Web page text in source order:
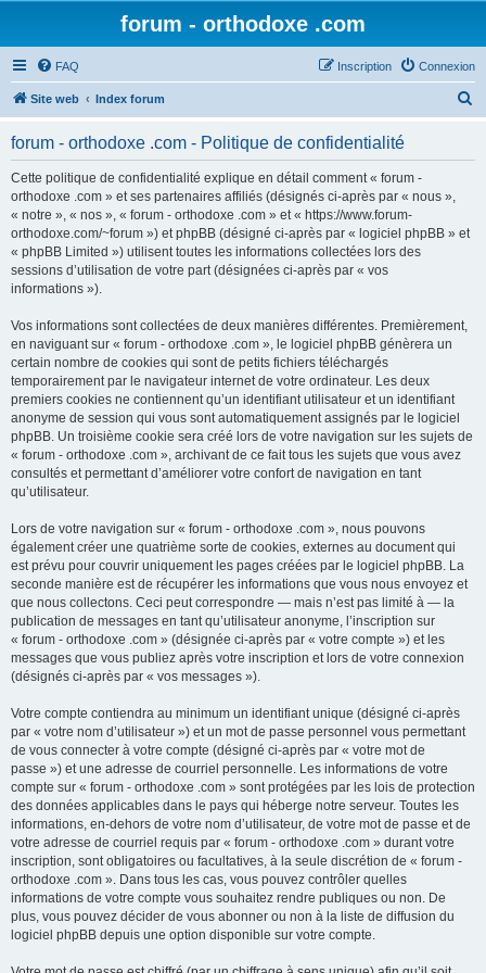
forum - orthodoxe .com
FAQ Connexion
Inscription
Site web Index forum
forum - orthodoxe .com - Politique de confidentialité
Cette politique de confidentialité explique en détail comment « forum -
orthodoxe .com » et ses partenaires affiliés (désignés ci-après par « nous »,
« notre », « nos », « forum - orthodoxe .com » et « https://www.forum-
orthodoxe.com/~forum ») et phpBB (désigné ci-après par « logiciel phpBB » et
« phpBB Limited ») utilisent toutes les informations collectées lors des
sessions d’utilisation de votre part (désignées ci-après par « vos
informations »).
Vos informations sont collectées de deux manières différentes. Premièrement,
en naviguant sur « forum - orthodoxe .com », le logiciel phpBB génèrera un
certain nombre de cookies qui sont de petits fichiers téléchargés
temporairement par le navigateur internet de votre ordinateur. Les deux
premiers cookies ne contiennent qu’un identifiant utilisateur et un identifiant
anonyme de session qui vous sont automatiquement assignés par le logiciel
phpBB. Un troisième cookie sera créé lors de votre navigation sur les sujets de
« forum - orthodoxe .com », archivant de ce fait tous les sujets que vous avez
consultés et permettant d’améliorer votre confort de navigation en tant
qu’utilisateur.
Lors de votre navigation sur « forum - orthodoxe .com », nous pouvons
également créer une quatrième sorte de cookies, externes au document qui
est prévu pour couvrir uniquement les pages créées par le logiciel phpBB. La
seconde manière est de récupérer les informations que vous nous envoyez et
que nous collectons. Ceci peut correspondre — mais n’est pas limité à — la
publication de messages en tant qu’utilisateur anonyme, l’inscription sur
« forum - orthodoxe .com » (désignée ci-après par « votre compte ») et les
messages que vous publiez après votre inscription et lors de votre connexion
(désignés ci-après par « vos messages »).
Votre compte contiendra au minimum un identifiant unique (désigné ci-après
par « votre nom d’utilisateur ») et un mot de passe personnel vous permettant
de vous connecter à votre compte (désigné ci-après par « votre mot de
passe ») et une adresse de courriel personnelle. Les informations de votre
compte sur « forum - orthodoxe .com » sont protégées par les lois de protection
des données applicables dans le pays qui héberge notre serveur. Toutes les
informations, en-dehors de votre nom d’utilisateur, de votre mot de passe et de
votre adresse de courriel requis par « forum - orthodoxe .com » durant votre
inscription, sont obligatoires ou facultatives, à la seule discrétion de « forum -
orthodoxe .com ». Dans tous les cas, vous pouvez contrôler quelles
informations de votre compte vous souhaitez rendre publiques ou non. De
plus, vous pouvez décider de vous abonner ou non à la liste de diffusion du
logiciel phpBB depuis une option disponible sur votre compte.